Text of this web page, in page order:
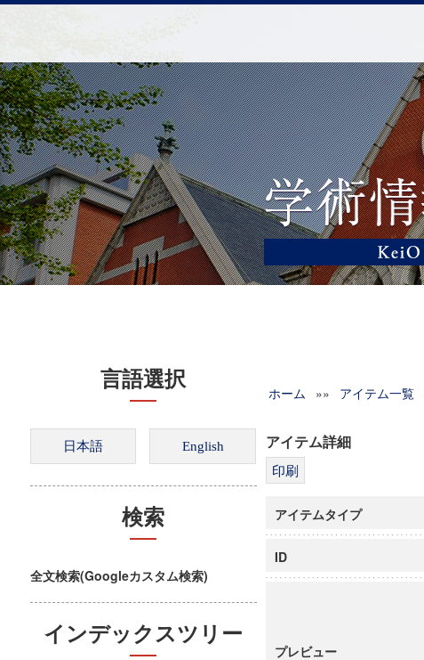
言語選択
検索
全文検索(Googleカスタム検索)
インデックスツリー
ホーム »» アイテム一覧
アイテム詳細
アイテムタイプ
ID
プレビュー